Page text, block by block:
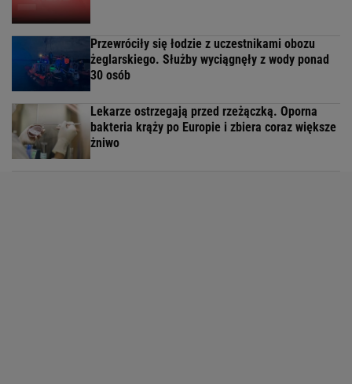
Przewróciły się łodzie z uczestnikami obozu
żeglarskiego. Służby wyciągnęły z wody ponad
30 osób
Lekarze ostrzegają przed rzeżączką. Oporna
bakteria krąży po Europie i zbiera coraz większe
żniwo